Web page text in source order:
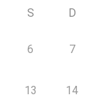
S D
6 7
13 14